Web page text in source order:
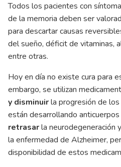
Todos los pacientes con
de la memoria deben ser
para descartar causas
del sueño, déficit de vitaminas,
entre otras.
Hoy en día no existe cura para
embargo, se utilizan
y disminuirla progresión de
están desarrollando
retrasarla neurodegeneración
la enfermedad de Alzheimer,
disponibilidad de estos